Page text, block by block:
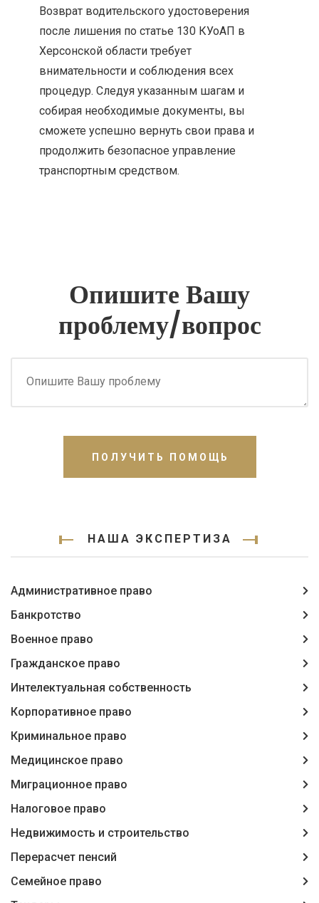
Возврат водительского удостоверения
после лишения по статье 130 КУоАП в
Херсонской области требует
внимательности и соблюдения всех
процедур. Следуя указанным шагам и
собирая необходимые документы, вы
сможете успешно вернуть свои права и
продолжить безопасное управление
транспортным средством.
Опишите Вашу
проблему/вопрос
ПОЛУЧИТЬ ПОМОЩЬ
НАША ЭКСПЕРТИЗА
Административное право
Банкротство
Военное право
Гражданское право
Интелектуальная собственность
Корпоративное право
Криминальное право
Медицинское право
Миграционное право
Налоговое право
Недвижимость и строительство
Перерасчет пенсий
Семейное право